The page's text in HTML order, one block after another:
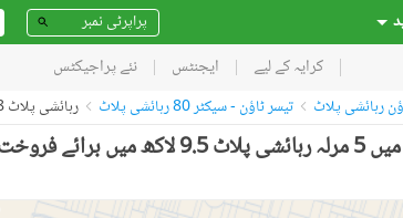
کرایہ کے لیے ایجنٹس نئے پراجیکٹس
رہائشی پلاٹ تیسر ٹاؤن - سیکٹر 80 رہائشی پلاٹ رہائشی پلاٹ 54280938